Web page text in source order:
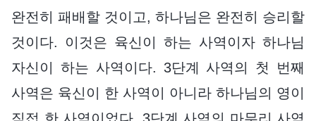
완전히 패배할 것이고, 하나님은 완전히 승리할
것이다. 이것은 육신이 하는 사역이자 하나님
자신이 하는 사역이다. 3단계 사역의 첫 번째
사역은 육신이 한 사역이 아니라 하나님의 영이
직접 한 사역이었다. 3단계 사역의 마무리 사역